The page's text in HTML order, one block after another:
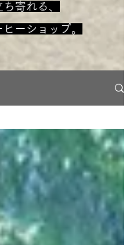
寄れる、
ーショップ。